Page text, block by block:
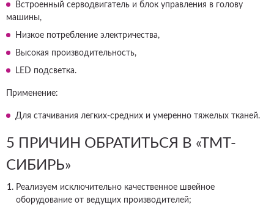
Встроенный серводвигатель и блок управления в голову
машины,
Низкое потребление электричества,
Высокая производительность,
LED подсветка.
Применение:
Для стачивания легких-средних и умеренно тяжелых тканей.
5 ПРИЧИН ОБРАТИТЬСЯ В «ТМТ-
СИБИРЬ»
Реализуем исключительно качественное швейное
оборудование от ведущих производителей;